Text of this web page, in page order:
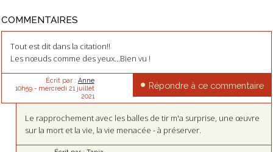
COMMENTAIRES
Tout est dit dans la citation!!
Les nœuds comme des yeux...Bien vu !
Écrit par : Anne
10h59- mercredi 21 juillet
2021
Répondre à ce commentaire
Le rapprochement avec les balles de tir m'a surprise, une œuvre
sur la mort et la vie, la vie menacée - à préserver.